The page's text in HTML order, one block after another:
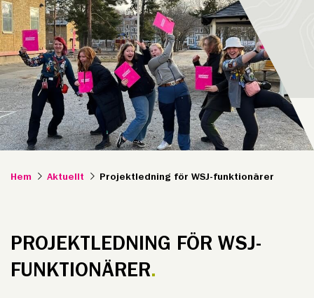
Hem Aktuellt Projektledning för WSJ-funktionärer
PROJEKTLEDNING FÖR WSJ-
FUNKTIONÄRER